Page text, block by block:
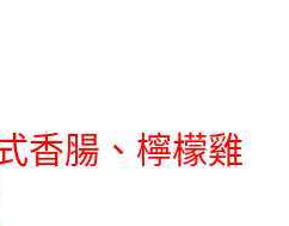
香腸、 檸檬雞